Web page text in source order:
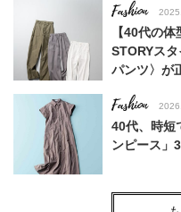
Fashion
【40代の
STORYス
パンツ〉が
Fashion
40代、時短
ンピース」
Fashion